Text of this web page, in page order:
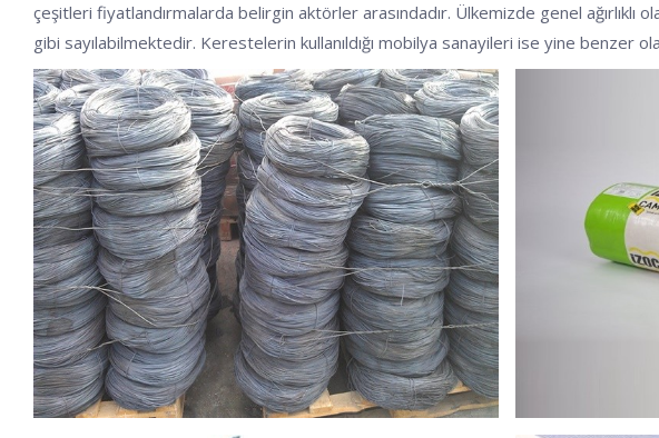
çeşitleri fiyatlandırmalarda belirgin aktörler arasındadır. Ülkemizde genel
gibi sayılabilmektedir. Kerestelerin kullanıldığı mobilya sanayileri ise yine